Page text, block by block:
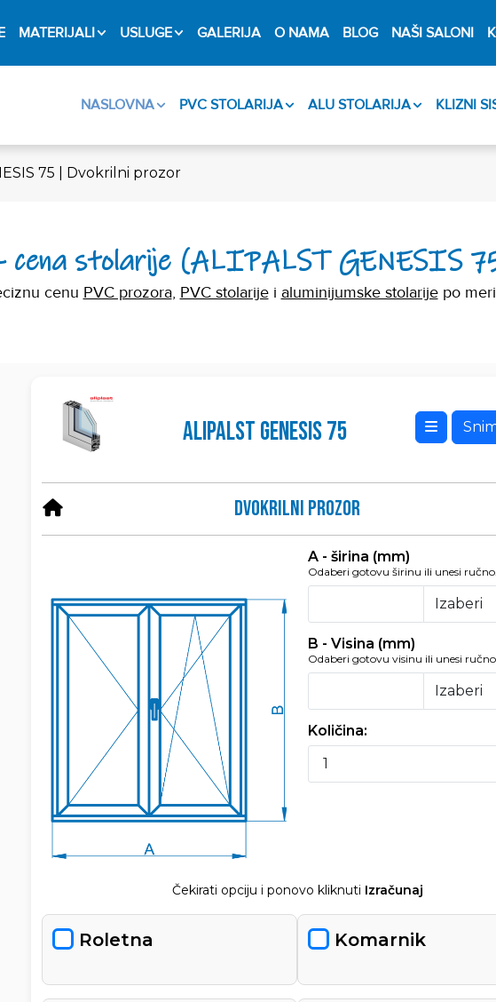
MATERIJALI USLUGE GALERIJA O NAMA BLOG NAŠI SALONI
NASLOVNA PVC STOLARIJA ALU STOLARIJA KLIZNI
75 | Dvokrilni prozor
cena stolarije (ALIPALST GENESIS
cenu PVC prozora, PVC stolarijei aluminijumske stolarijepo meri
ALIPALST GENESIS 75
Dvokrilni prozor
A - širina (mm)
Odaberi gotovu širinu ili unesi ručno.
B - Visina (mm)
Odaberi gotovu visinu ili unesi ručno.
Količina:
Čekirati opciju i ponovo kliknuti Izračunaj
Roletna Komarnik